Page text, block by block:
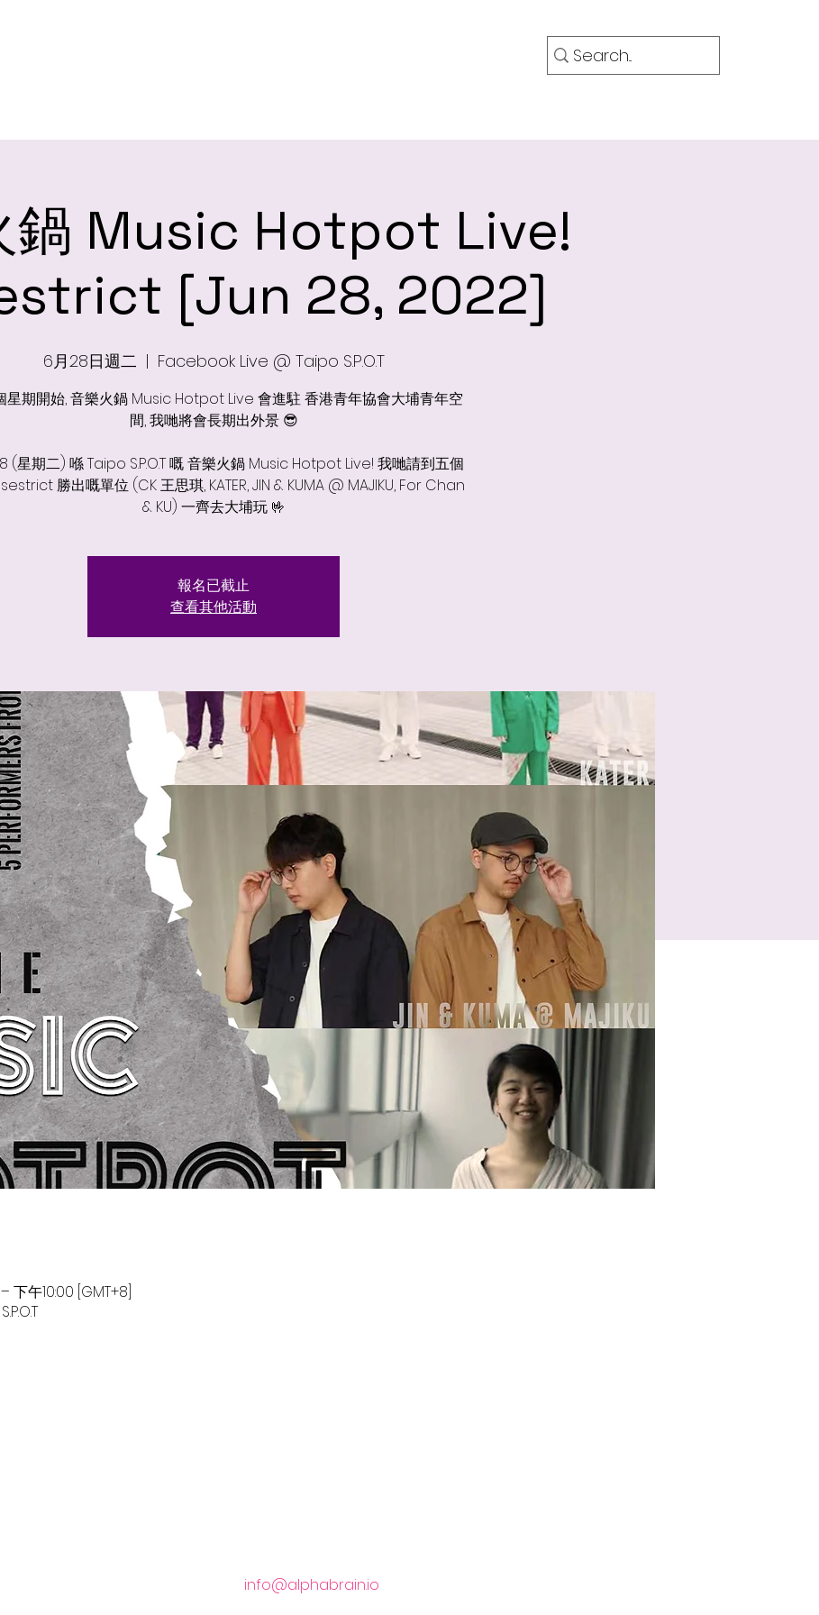
鍋 Music Hotpot Live!
[Jun 28, 2022]
6月28日週二
  |
Facebook Live @ Taipo S.P.O.T
星期開始, 音樂火鍋 Music Hotpot Live 會進駐 香港青年協會大埔青年空
間, 我哋將會長期出外景 😎
(星期二) 喺 Taipo S.P.O.T 嘅 音樂火鍋 Music Hotpot Live! 我哋請到五個
勝出嘅單位 (CK 王思琪, KATER, JIN & KUMA @ MAJIKU, For Chan
& KU) 一齊去大埔玩 🤟
報名已截止
查看其他活動
午10:00 [GMT+8]
info@alphabrain.io